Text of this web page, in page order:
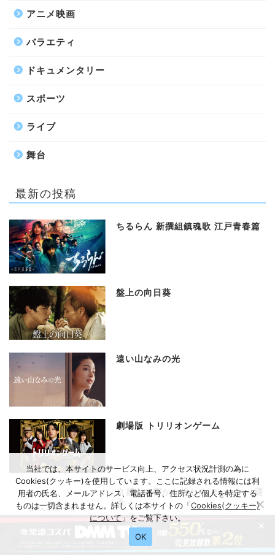
アニメ映画
バラエティ
ドキュメンタリー
スポーツ
ライブ
舞台
最新の投稿
ちるらん 新撰組鎮魂歌 江戸青春篇
盤上の向日葵
遠い山なみの光
劇場版 トリリオンゲーム
京都人の密かな愉しみ Rouge －継
承－
当社では、本サイトのサービス向上、アクセス状況計測の為に
Cookies(クッキー)を使用しています。ここに記録される情報には利
用者の氏名、メールアドレス、電話番号、住所など個人を特定する
ものは一切含まれません。詳しくは本サイトの「Cookies(クッキー)
について 」をご覧下さい。
OK